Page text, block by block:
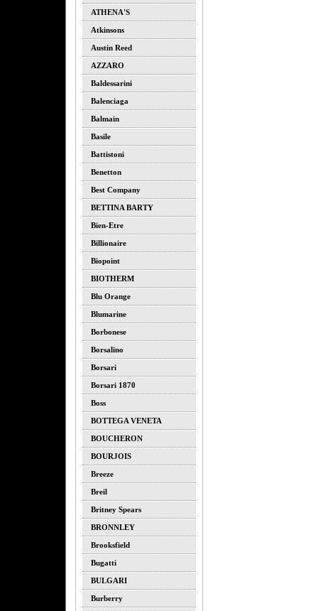
ATHENA'S
Atkinsons
Austin Reed
AZZARO
Baldessarini
Balenciaga
Balmain
Basile
Battistoni
Benetton
Best Company
BETTINA BARTY
Bien-Etre
Billionaire
Biopoint
BIOTHERM
Blu Orange
Blumarine
Borbonese
Borsalino
Borsari
Borsari 1870
Boss
BOTTEGA VENETA
BOUCHERON
BOURJOIS
Breeze
Breil
Britney Spears
BRONNLEY
Brooksfield
Bugatti
BULGARI
Burberry